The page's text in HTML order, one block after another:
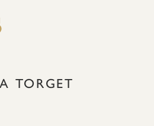
TORGET